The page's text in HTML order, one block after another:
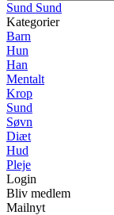
Sund Sund
Kategorier
Barn
Hun
Han
Mentalt
Krop
Sund
Søvn
Diæt
Hud
Pleje
Login
Bliv medlem
Mailnyt